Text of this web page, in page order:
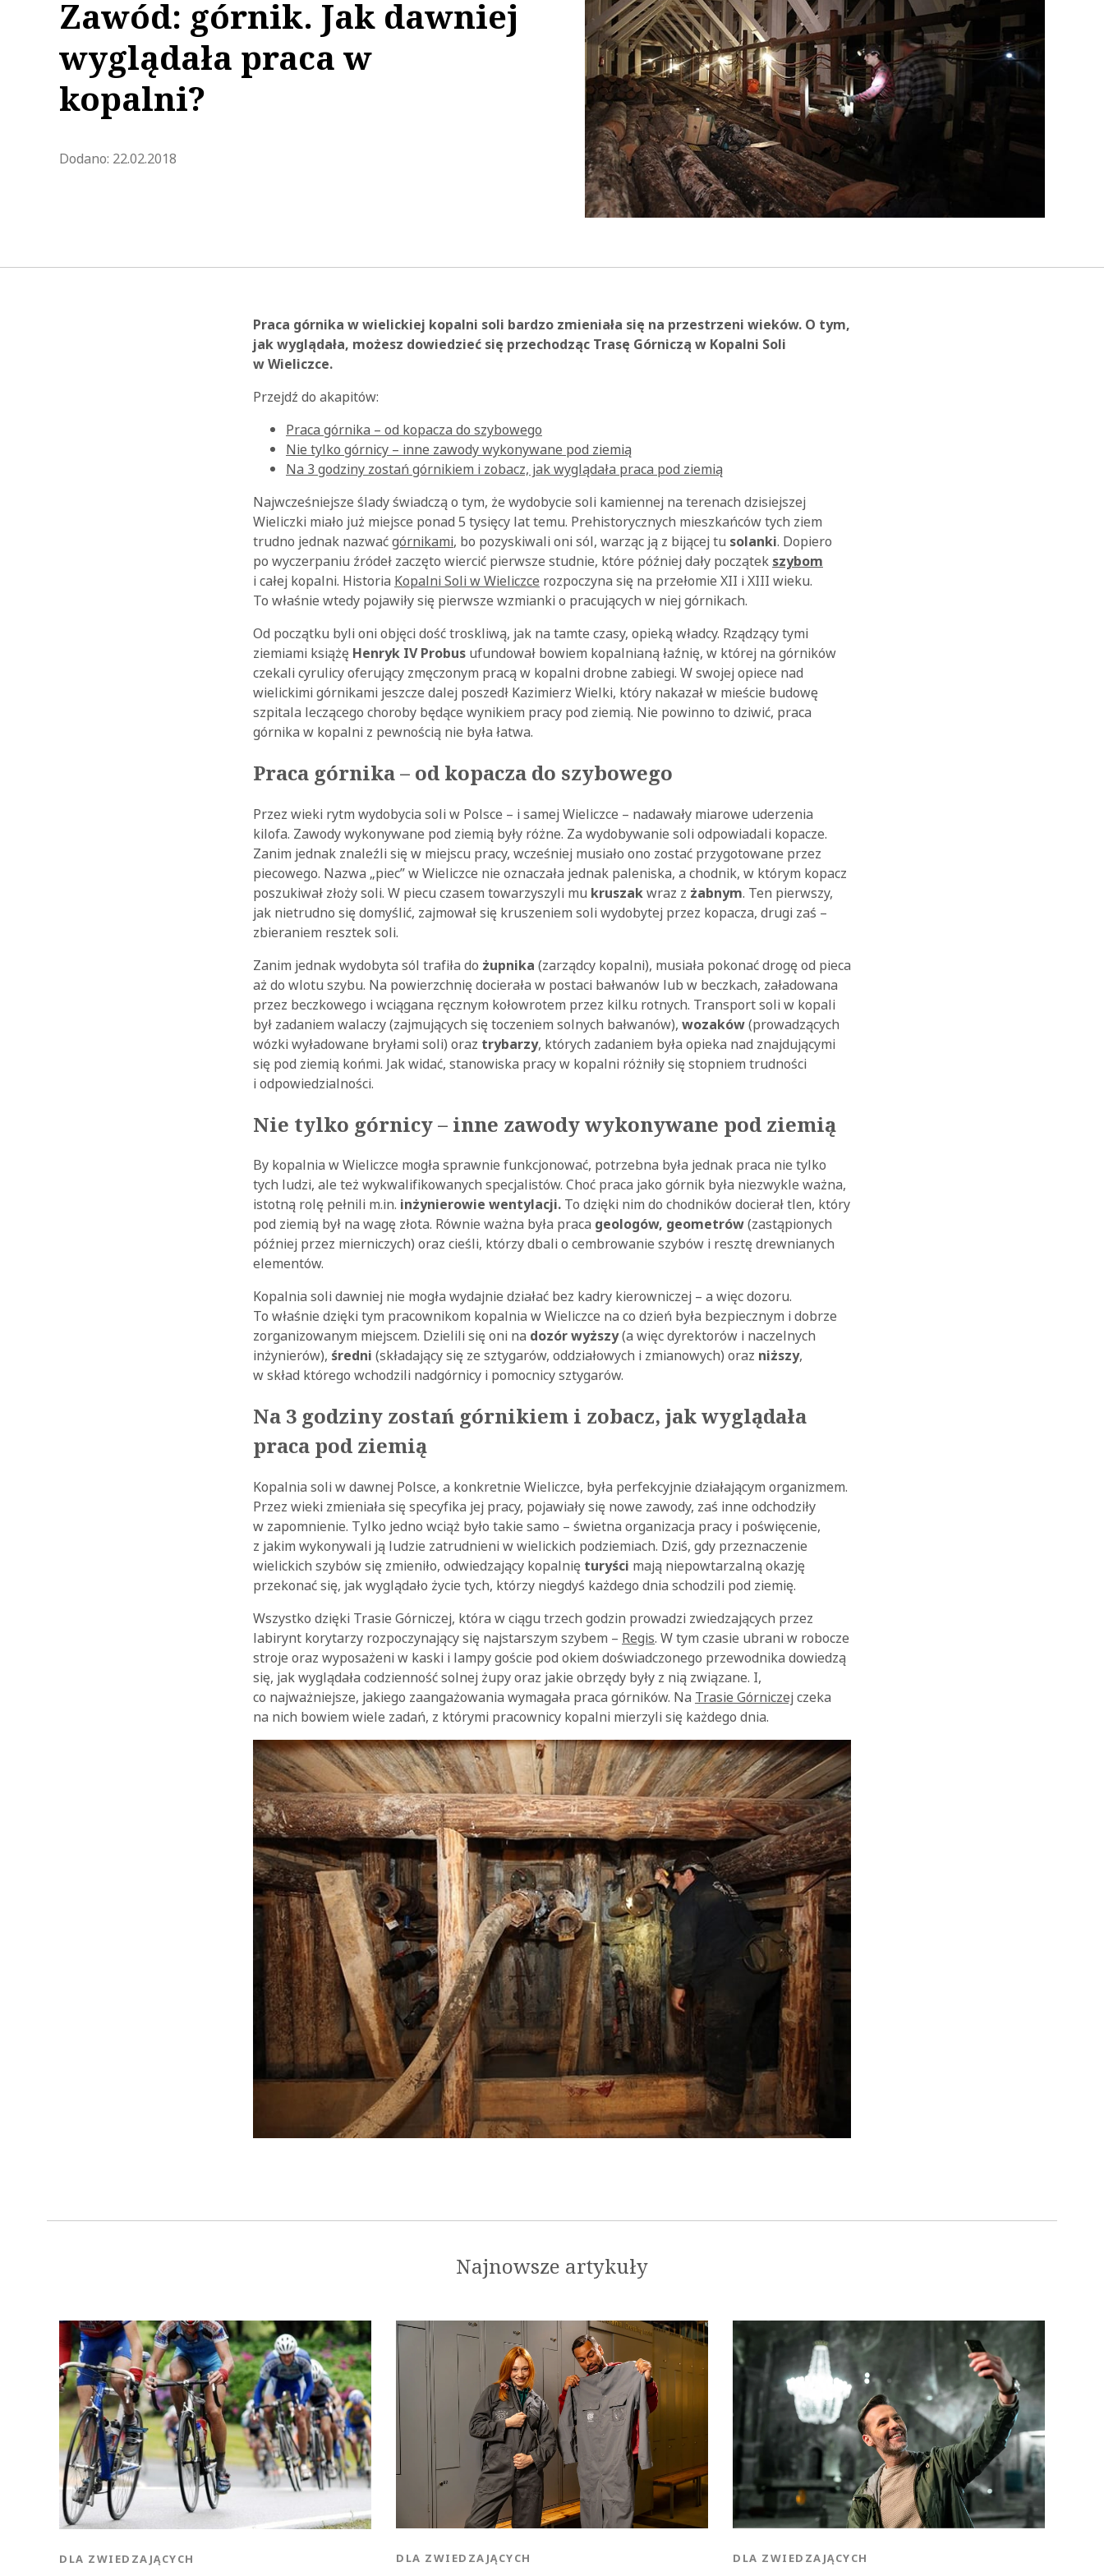
Zawód: górnik. Jak dawniej
wyglądała praca w
kopalni?
Dodano: 22.02.2018
Praca górnika w wielickiej kopalni soli bardzo zmieniała się na przestrzeni wieków. O tym,
jak wyglądała, możesz dowiedzieć się przechodząc Trasę Górniczą w Kopalni Soli
w Wieliczce.
Przejdź do akapitów:
Praca górnika – od kopacza do szybowego
Nie tylko górnicy – inne zawody wykonywane pod ziemią
Na 3 godziny zostań górnikiem i zobacz, jak wyglądała praca pod ziemią
Najwcześniejsze ślady świadczą o tym, że wydobycie soli kamiennej na terenach dzisiejszej
Wieliczki miało już miejsce ponad 5 tysięcy lat temu. Prehistorycznych mieszkańców tych ziem
trudno jednak nazwaćgórnikami, bo pozyskiwali oni sól, warząc ją z bijącej tu solanki. Dopiero
po wyczerpaniu źródeł zaczęto wiercić pierwsze studnie, które później dały początek szybom
i całej kopalni. Historia Kopalni Soli w Wieliczce rozpoczyna się na przełomie XII i XIII wieku.
To właśnie wtedy pojawiły się pierwsze wzmianki o pracujących w niej górnikach.
Od początku byli oni objęci dość troskliwą, jak na tamte czasy, opieką władcy. Rządzący tymi
ziemiami książę Henryk IV Probus ufundował bowiem kopalnianą łaźnię, w której na górników
czekali cyrulicy oferujący zmęczonym pracą w kopalni drobne zabiegi. W swojej opiece nad
wielickimi górnikami jeszcze dalej poszedł Kazimierz Wielki, który nakazał w mieście budowę
szpitala leczącego choroby będące wynikiem pracy pod ziemią. Nie powinno to dziwić, praca
górnika w kopalni z pewnością nie była łatwa.
Praca górnika – od kopacza do szybowego
Przez wieki rytm wydobycia soli w Polsce – i samej Wieliczce – nadawały miarowe uderzenia
kilofa. Zawody wykonywane pod ziemią były różne. Za wydobywanie soli odpowiadali kopacze.
Zanim jednak znaleźli się w miejscu pracy, wcześniej musiało ono zostać przygotowane przez
piecowego. Nazwa „piec” w Wieliczce nie oznaczała jednak paleniska, a chodnik, w którym kopacz
poszukiwał złoży soli. W piecu czasem towarzyszyli mu kruszakwraz z żabnym. Ten pierwszy,
jak nietrudno się domyślić, zajmował się kruszeniem soli wydobytej przez kopacza, drugi zaś –
zbieraniem resztek soli.
Zanim jednak wydobyta sól trafiła do żupnika (zarządcy kopalni), musiała pokonać drogę od pieca
aż do wlotu szybu. Na powierzchnię docierała w postaci bałwanów lub w beczkach, załadowana
przez beczkowego i wciągana ręcznym kołowrotem przez kilku rotnych. Transport soli w kopali
był zadaniem walaczy (zajmujących się toczeniem solnych bałwanów), wozaków(prowadzących
wózki wyładowane bryłami soli) oraz trybarzy, których zadaniem była opieka nad znajdującymi
się pod ziemią końmi. Jak widać, stanowiska pracy w kopalni różniły się stopniem trudności
i odpowiedzialności.
Nie tylko górnicy – inne zawody wykonywane pod ziemią
By kopalnia w Wieliczce mogła sprawnie funkcjonować, potrzebna była jednak praca nie tylko
tych ludzi, ale też wykwalifikowanych specjalistów. Choć praca jako górnik była niezwykle ważna,
istotną rolę pełnili m.in. inżynierowie wentylacji. To dzięki nim do chodników docierał tlen, który
pod ziemią był na wagę złota. Równie ważna była praca geologów, geometrów(zastąpionych
później przez mierniczych) oraz cieśli, którzy dbali o cembrowanie szybów i resztę drewnianych
elementów.
Kopalnia soli dawniej nie mogła wydajnie działać bez kadry kierowniczej – a więc dozoru.
To właśnie dzięki tym pracownikom kopalnia w Wieliczce na co dzień była bezpiecznym i dobrze
zorganizowanym miejscem. Dzielili się oni na dozór wyższy(a więc dyrektorów i naczelnych
inżynierów), średni (składający się ze sztygarów, oddziałowych i zmianowych) oraz niższy,
w skład którego wchodzili nadgórnicy i pomocnicy sztygarów.
Na 3 godziny zostań górnikiem i zobacz, jak wyglądała
praca pod ziemią
Kopalnia soli w dawnej Polsce, a konkretnie Wieliczce, była perfekcyjnie działającym organizmem.
Przez wieki zmieniała się specyfika jej pracy, pojawiały się nowe zawody, zaś inne odchodziły
w zapomnienie. Tylko jedno wciąż było takie samo – świetna organizacja pracy i poświęcenie,
z jakim wykonywali ją ludzie zatrudnieni w wielickich podziemiach. Dziś, gdy przeznaczenie
wielickich szybów się zmieniło, odwiedzający kopalnię turyści mają niepowtarzalną okazję
przekonać się, jak wyglądało życie tych, którzy niegdyś każdego dnia schodzili pod ziemię.
Wszystko dzięki Trasie Górniczej, która w ciągu trzech godzin prowadzi zwiedzających przez
labirynt korytarzy rozpoczynający się najstarszym szybem – Regis. W tym czasie ubrani w robocze
stroje oraz wyposażeni w kaski i lampy goście pod okiem doświadczonego przewodnika dowiedzą
się, jak wyglądała codzienność solnej żupy oraz jakie obrzędy były z nią związane. I,
co najważniejsze, jakiego zaangażowania wymagała praca górników. Na Trasie Górniczejczeka
na nich bowiem wiele zadań, z którymi pracownicy kopalni mierzyli się każdego dnia.
Najnowsze artykuły
DLA ZWIEDZAJĄCYCH DLA ZWIEDZAJĄCYCH DLA ZWIEDZAJĄCYCH
OK